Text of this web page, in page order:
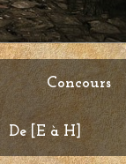
Concours
De [E à H]